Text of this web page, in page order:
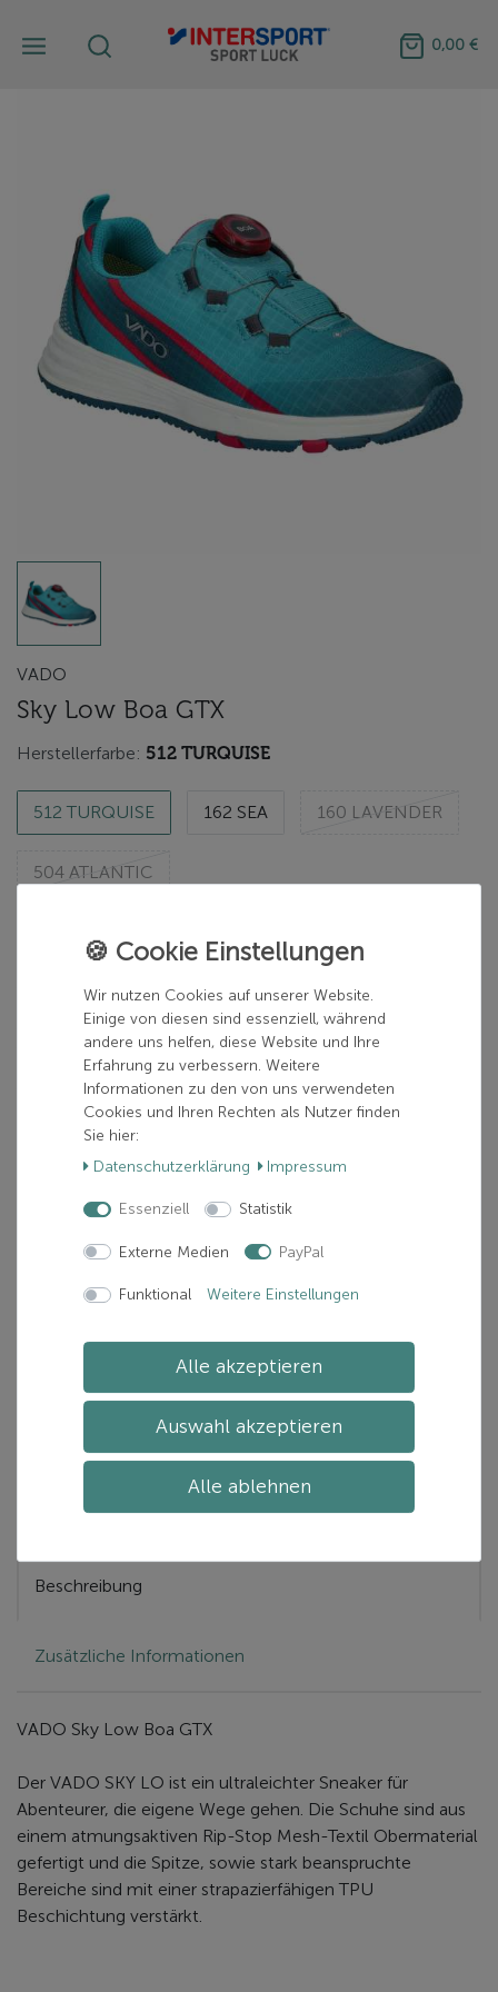
0,00 €
VADO
Sky Low Boa GTX
Herstellerfarbe: 512 TURQUISE
512 TURQUISE 162 SEA 160 LAVENDER
504 ATLANTIC
Herstellergröße: 28
38 40 35 29
30 41
100,00 €
inkl. 19% MwSt.
Lieferzeit: Zwischen 1-5 Tage(n)
In den Warenkorb
Artikelnummer: 73303-4049883405102
Beschreibung
Zusätzliche Informationen
VADO Sky Low Boa GTX
Der VADO SKY LO ist ein ultraleichter Sneaker für
Abenteurer, die eigene Wege gehen. Die Schuhe sind aus
einem atmungsaktiven Rip-Stop Mesh-Textil Obermaterial
gefertigt und die Spitze, sowie stark beanspruchte
Bereiche sind mit einer strapazierfähigen TPU
Beschichtung verstärkt.
Wir nutzen Cookies auf unserer Website.
Einige von diesen sind essenziell, während
andere uns helfen, diese Website und Ihre
Erfahrung zu verbessern. Weitere
Informationen zu den von uns verwendeten
Cookies und Ihren Rechten als Nutzer finden
Sie hier:
Daten­schutz­erklärung
Impressum
Essenziell Statistik
Externe Medien PayPal
Funktional Weitere Einstellungen
Alle akzeptieren
Auswahl akzeptieren
Alle ablehnen